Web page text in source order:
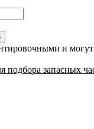
и
подбора запасных